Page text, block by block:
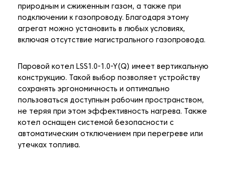
природным и сжиженным газом, а также при
подключении к газопроводу. Благодаря этому
агрегат можно установить в любых условиях,
включая отсутствие магистрального газопровода.
Паровой котел LSS1.0-1.0-Y(Q) имеет вертикальную
конструкцию. Такой выбор позволяет устройству
сохранять эргономичность и оптимально
пользоваться доступным рабочим пространством,
не теряя при этом эффективность нагрева. Также
котел оснащен системой безопасности с
автоматическим отключением при перегреве или
утечках топлива.